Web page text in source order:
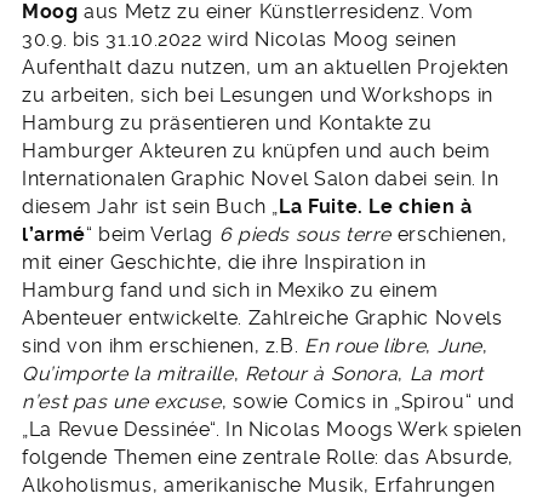
Moog aus Metz zu einer Künstlerresidenz. Vom
30.9. bis 31.10.2022 wird Nicolas Moog seinen
Aufenthalt dazu nutzen, um an aktuellen Projekten
zu arbeiten, sich bei Lesungen und Workshops in
Hamburg zu präsentieren und Kontakte zu
Hamburger Akteuren zu knüpfen und auch beim
Internationalen Graphic Novel Salon dabei sein. In
diesem Jahr ist sein Buch „La Fuite. Le chien à
l’armé“ beim Verlag 6 pieds sous terre erschienen,
mit einer Geschichte, die ihre Inspiration in
Hamburg fand und sich in Mexiko zu einem
Abenteuer entwickelte. Zahlreiche Graphic Novels
sind von ihm erschienen, z.B. En roue libre, June,
Qu’importe la mitraille, Retour à Sonora, La mort
n’est pas une excuse, sowie Comics in „Spirou“ und
„La Revue Dessinée“. In Nicolas Moogs Werk spielen
folgende Themen eine zentrale Rolle: das Absurde,
Alkoholismus, amerikanische Musik, Erfahrungen